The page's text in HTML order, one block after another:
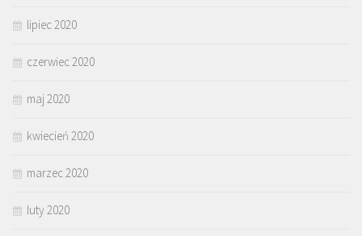
lipiec 2020
czerwiec 2020
maj 2020
kwiecień 2020
marzec 2020
luty 2020